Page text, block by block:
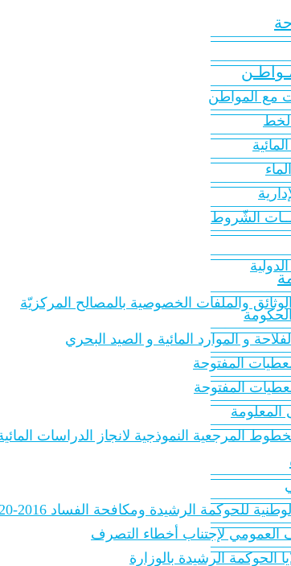
مع المواطن
الشّروط
والملفات الخصوصية بالمصالح المركزيّة
و الموارد المائية و الصيد البحري
المفتوحة
المفتوحة
المعلومة
المرجعية النموذجية لانجاز الدراسات
للحوكمة الرشيدة ومكافحة الفساد 2016-2020
العمومي لإجتناب أخطاء التصرف
الحوكمة الرشيدة بالوزارة